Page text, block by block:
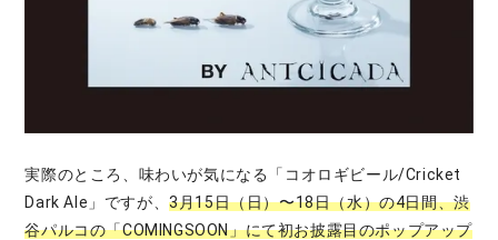
実際のところ、味わいが気になる「コオロギビール/Cricket
Dark Ale」ですが、3月15日（日）〜18日（水）の4日間、渋
谷パルコの「COMINGSOON」にて初お披露目のポップアップ